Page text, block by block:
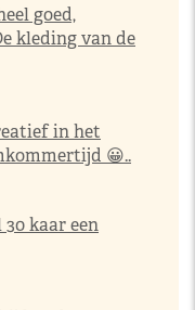
goed,
kleding van de
in het
😀..
kaar een